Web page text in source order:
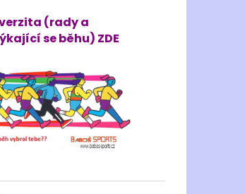
(rady a
se běhu) ZDE